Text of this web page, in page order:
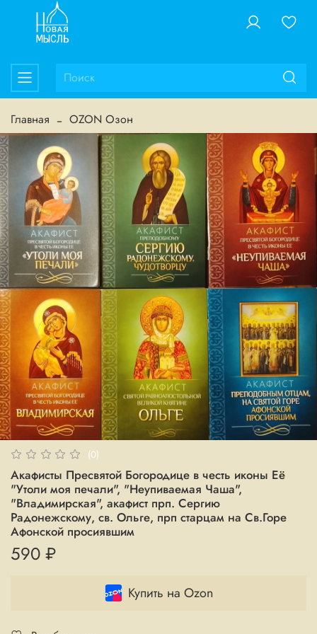
Главная OZON Озон
(0)
Акафисты Пресвятой Богородице в честь иконы Её
"Утоли моя печали", "Неупиваемая Чаша",
"Владимирская", акафист прп. Сергию
Радонежскому, св. Ольге, прп старцам на Св.Горе
Афонской просиявшим
590 ₽
Купить на Ozon